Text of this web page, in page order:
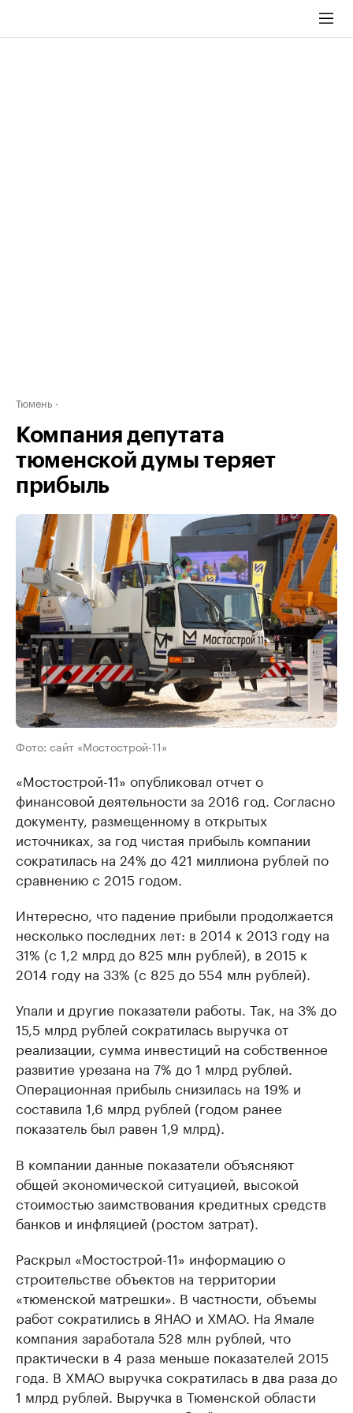
Тюмень
Компания депутата
тюменской думы теряет
прибыль
Фото: сайт «Мостострой-11»
«Мостострой-11» опубликовал отчет о
финансовой деятельности за 2016 год. Согласно
документу, размещенному в открытых
источниках, за год чистая прибыль компании
сократилась на 24% до 421 миллиона рублей по
сравнению с 2015 годом.
Интересно, что падение прибыли продолжается
несколько последних лет: в 2014 к 2013 году на
31% (с 1,2 млрд до 825 млн рублей), в 2015 к
2014 году на 33% (с 825 до 554 млн рублей).
Упали и другие показатели работы. Так, на 3% до
15,5 млрд рублей сократилась выручка от
реализации, сумма инвестиций на собственное
развитие урезана на 7% до 1 млрд рублей.
Операционная прибыль снизилась на 19% и
составила 1,6 млрд рублей (годом ранее
показатель был равен 1,9 млрд).
В компании данные показатели объясняют
общей экономической ситуацией, высокой
стоимостью заимствования кредитных средств
банков и инфляцией (ростом затрат).
Раскрыл «Мостострой-11» информацию о
строительстве объектов на территории
«тюменской матрешки». В частности, объемы
работ сократились в ЯНАО и ХМАО. На Ямале
компания заработала 528 млн рублей, что
практически в 4 раза меньше показателей 2015
года. В ХМАО выручка сократилась в два раза до
1 млрд рублей. Выручка в Тюменской области